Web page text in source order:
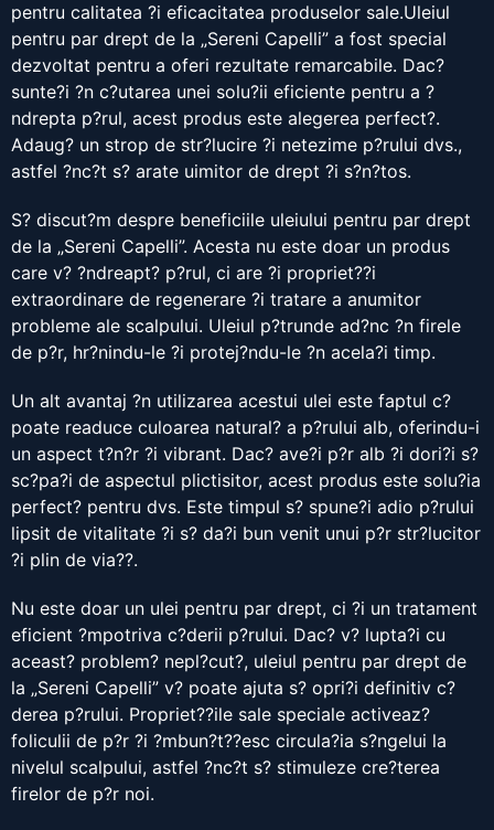
pentru calitatea ?i eficacitatea produselor sale.Uleiul
pentru par drept de la „Sereni Capelli” a fost special
dezvoltat pentru a oferi rezultate remarcabile. Dac?
sunte?i ?n c?utarea unei solu?ii eficiente pentru a ?
ndrepta p?rul, acest produs este alegerea perfect?.
Adaug? un strop de str?lucire ?i netezime p?rului dvs.,
astfel ?nc?t s? arate uimitor de drept ?i s?n?tos.
S? discut?m despre beneficiile uleiului pentru par drept
de la „Sereni Capelli”. Acesta nu este doar un produs
care v? ?ndreapt? p?rul, ci are ?i propriet??i
extraordinare de regenerare ?i tratare a anumitor
probleme ale scalpului. Uleiul p?trunde ad?nc ?n firele
de p?r, hr?nindu-le ?i protej?ndu-le ?n acela?i timp.
Un alt avantaj ?n utilizarea acestui ulei este faptul c?
poate readuce culoarea natural? a p?rului alb, oferindu-i
un aspect t?n?r ?i vibrant. Dac? ave?i p?r alb ?i dori?i s?
sc?pa?i de aspectul plictisitor, acest produs este solu?ia
perfect? pentru dvs. Este timpul s? spune?i adio p?rului
lipsit de vitalitate ?i s? da?i bun venit unui p?r str?lucitor
?i plin de via??.
Nu este doar un ulei pentru par drept, ci ?i un tratament
eficient ?mpotriva c?derii p?rului. Dac? v? lupta?i cu
aceast? problem? nepl?cut?, uleiul pentru par drept de
la „Sereni Capelli” v? poate ajuta s? opri?i definitiv c?
derea p?rului. Propriet??ile sale speciale activeaz?
foliculii de p?r ?i ?mbun?t??esc circula?ia s?ngelui la
nivelul scalpului, astfel ?nc?t s? stimuleze cre?terea
firelor de p?r noi.